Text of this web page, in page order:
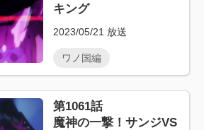
キング
2023/05/21 放送
ワノ国編
第1061話
魔神の一撃！サンジVS